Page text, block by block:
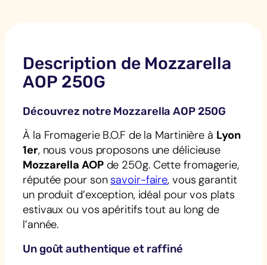
Description de Mozzarella
AOP 250G
Découvrez notre Mozzarella AOP 250G
À la Fromagerie B.O.F de la Martinière à Lyon
1er, nous vous proposons une délicieuse
Mozzarella AOPde 250g. Cette fromagerie,
réputée pour son savoir-faire, vous garantit
un produit d’exception, idéal pour vos plats
estivaux ou vos apéritifs tout au long de
l’année.
Un goût authentique et raffiné